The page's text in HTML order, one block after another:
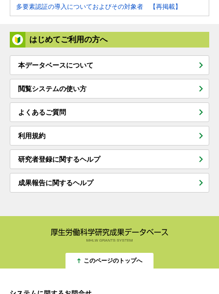
多要素認証の導入についておよびその対象者 【再掲載】
はじめてご利用の方へ
本データベースについて
閲覧システムの使い方
よくあるご質問
利用規約
研究者登録に関するヘルプ
成果報告に関するヘルプ
このページのトップへ